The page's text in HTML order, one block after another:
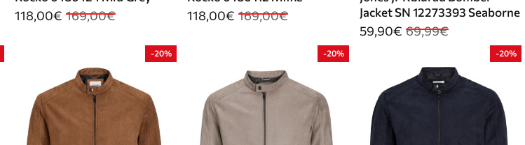
118,00€ 169,00€ 118,00€ 169,00€
Jacket SN 12273393 Seaborne
59,90€ 69,99€
-20% -20% -20%